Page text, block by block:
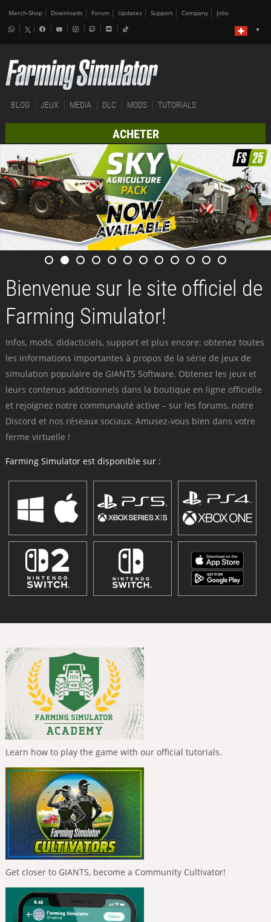
Merch-Shop Downloads Forum Updates Support Company Jobs
BLOG JEUX MEDIA DLC MODS TUTORIALS
ACHETER
Bienvenue sur le site officiel de
Farming Simulator!
Infos, mods, didacticiels, support et plus encore: obtenez toutes
les informations importantes à propos de la série de jeux de
simulation populaire de GIANTS Software. Obtenez les jeux et
leurs contenus additionnels dans la boutique en ligne officielle
et rejoignez notre communauté active – sur les forums, notre
Discord et nos réseaux sociaux. Amusez-vous bien dans votre
ferme virtuelle !
Farming Simulator est disponible sur :
Learn how to play the game with our official tutorials.
Get closer to GIANTS, become a Community Cultivator!